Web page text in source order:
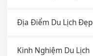
Địa Điểm Du Lịch Đẹp
Kinh Nghiệm Du Lịch